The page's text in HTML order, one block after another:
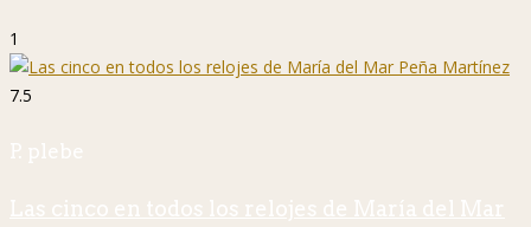
1
7.5
P. plebe
Las cinco en todos los relojes de María del Mar